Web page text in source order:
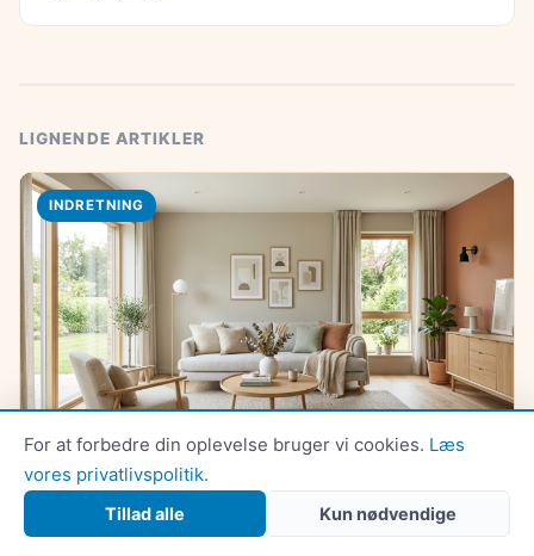
LIGNENDE ARTIKLER
INDRETNING
Sådan vælger du de rette farver til stuen
For at forbedre din oplevelse bruger vi cookies. Læs
vores privatlivspolitik.
Tillad alle Kun nødvendige